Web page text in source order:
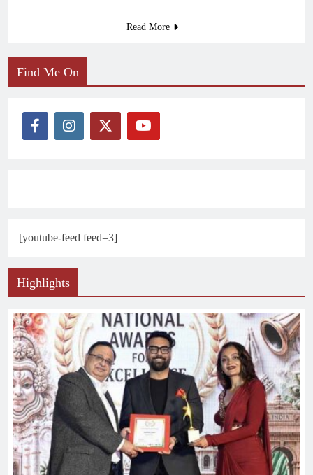
Read More
Find Me On
[youtube-feed feed=3]
Highlights